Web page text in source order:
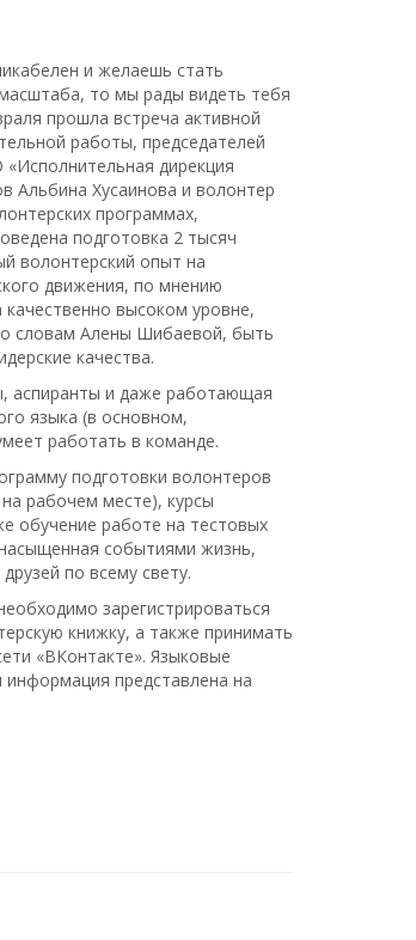
и желаешь стать
то мы рады видеть тебя
прошла встреча активной
работы, председателей
дирекция
Альбина Хусаинова и волонтер
программах,
подготовка 2 тысяч
волонтерский опыт на
движения, по мнению
высоком уровне,
словам Алены Шибаевой, быть
качества.
аспиранты и даже работающая
языка (в основном,
работать в команде.
подготовки волонтеров
рабочем месте), курсы
обучение работе на тестовых
событиями жизнь,
по всему свету.
зарегистрироваться
книжку, а также принимать
«ВКонтакте». Языковые
представлена на